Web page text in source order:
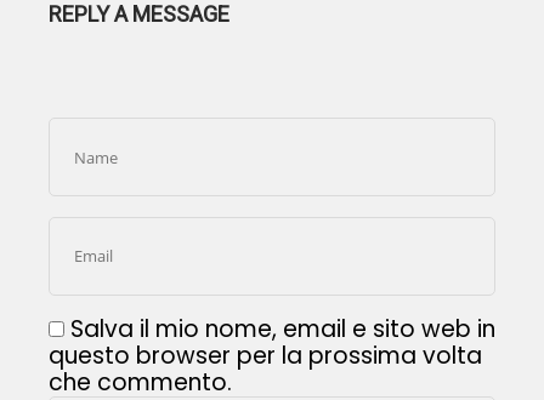
REPLY A MESSAGE
Salva il mio nome, email e sito web in
questo browser per la prossima volta
che commento.